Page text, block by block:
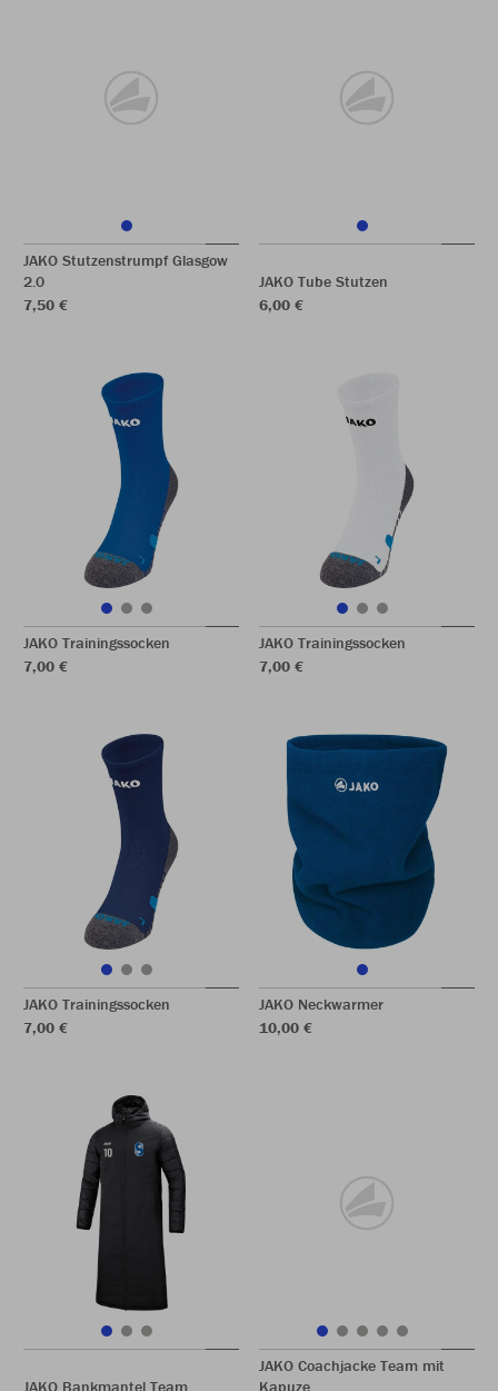
JAKO Stutzenstrumpf Glasgow
2.0
7,50 €
JAKO Tube Stutzen
6,00 €
JAKO Trainingssocken
7,00 €
JAKO Trainingssocken
7,00 €
JAKO Trainingssocken
7,00 €
JAKO Neckwarmer
10,00 €
JAKO Bankmantel Team
JAKO Coachjacke Team mit
Kapuze